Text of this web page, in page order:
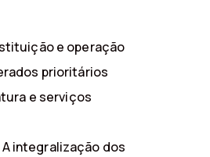
e operação
prioritários
e serviços
A integralização dos